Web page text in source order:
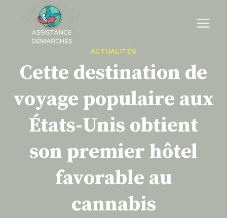
content
ACTUALITÉS
Cette destination de
voyage populaire aux
États-Unis obtient
son premier hôtel
favorable au
cannabis